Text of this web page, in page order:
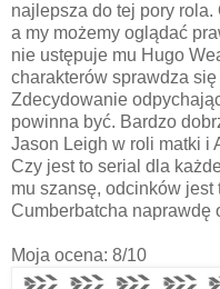
najlepsza do tej pory rola.
a my możemy oglądać
nie ustępuje mu Hugo
charakterów sprawdza
Zdecydowanie
powinna być. Bardzo
Jason Leigh w roli matki i
Czy jest to serial dla
mu szansę, odcinków jest
Cumberbatcha naprawdę
Moja ocena: 8/10